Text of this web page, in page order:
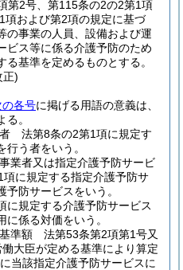
第2号、第115条の2の2第1項
および第2項の規定に基づ
の事業の人員、設備および運
ビス等に係る介護予防のため
基準を定めるものとする。
正)
の各号に掲げる用語の意義は、
。
法第8条の2第1項に規定す
う者をいう。
業者又は指定介護予防サービ
に規定する指定介護予防サ
防サービスをいう。
規定する介護予防サービス
係る対価をいう。
準額 法第53条第2項第1号又
大臣が定める基準により算定
当該指定介護予防サービスに